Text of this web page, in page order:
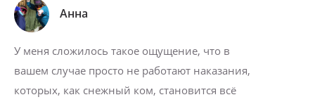
Анна
У меня сложилось такое ощущение, что в
вашем случае просто не работают наказания,
которых, как снежный ком, становится всё